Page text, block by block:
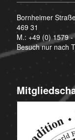
Bornheimer
469 31
M.: +49 (0) 1579 -
Besuch nur nach